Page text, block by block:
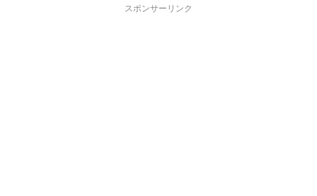
スポンサーリンク